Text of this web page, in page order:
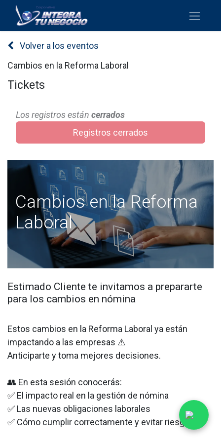
Volver a los eventos
Cambios en la Reforma Laboral
Tickets
Los registros están cerrados
Registros cerrados
Cambios en la Reforma
Laboral
Estimado Cliente te invitamos a prepararte
para los cambios en nómina
Estos cambios en la Reforma Laboral ya están
impactando a las empresas ⚠️
Anticiparte y toma mejores decisiones.
👥 En esta sesión conocerás:
✅ El impacto real en la gestión de nómina
✅ Las nuevas obligaciones laborales
✅ Cómo cumplir correctamente y evitar riesgos